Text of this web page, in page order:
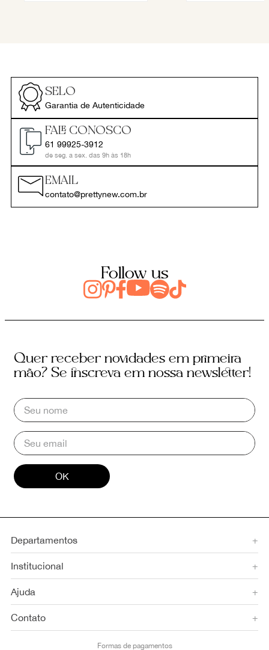
SELO
Garantia de Autenticidade
FALE CONOSCO
61 99925-3912
de seg. a sex. das 9h às 18h
EMAIL
contato@prettynew.com.br
Follow us
Quer receber novidades em primeira
mão? Se inscreva em nossa newsletter!
OK
Departamentos +
Institucional +
Ajuda +
Contato +
Formas de pagamentos